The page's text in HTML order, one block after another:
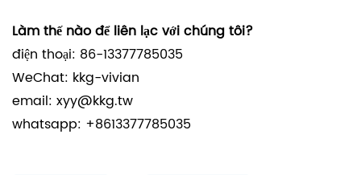
Làm thế nào để liên lạc với chúng tôi?
điện thoại: 86-13377785035
WeChat: kkg-vivian
email: xyy@kkg.tw
whatsapp: +8613377785035